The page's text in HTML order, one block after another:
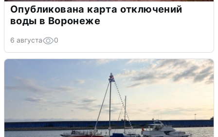
Опубликована карта отключений
воды в Воронеже
6 августа 0